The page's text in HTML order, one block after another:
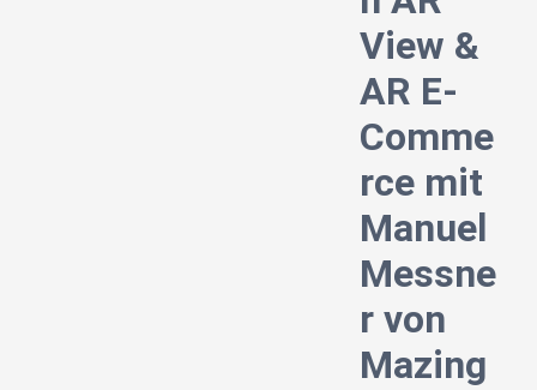
View &
AR E-
Comme
rce mit
Manuel
Messne
r von
Mazing